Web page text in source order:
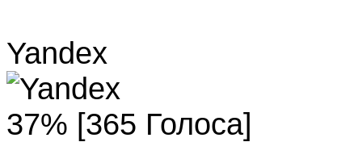
Yandex
37% [365 Голоса]